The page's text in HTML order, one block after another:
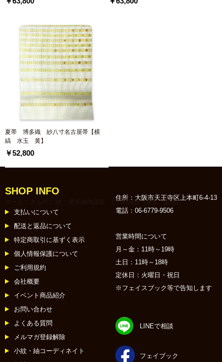
夏帯 博多織 紗八寸名古屋帯【横
縞 水玉 黄】
￥52,800
:: 勇屋織物謹製 十日町紬反【菱型 黒色】
SHOP INFO
支払いについて
配送と返品について
特定商取引に基ずく表示
個人情報保護について
ご利用規約
会社概要
イベント商品紹介
お問い合わせ
よくある質問
メルマガ登録解除
小紋・紬コーディネイト
住所：大阪市天王寺区上本町6-4-13
電話：06-6779-9506
営業時間について
月～金：11時～19時
土日：11時～18時
定休日：火曜日・祝日
※フェイスブック等で告知します
LINEで相談
フェイブック